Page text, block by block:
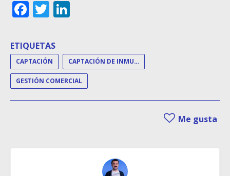
Facebook
Twitter
ETIQUETAS
CAPTACIÓN CAPTACIÓN DE INMUEBLES
GESTIÓN COMERCIAL
Me gusta